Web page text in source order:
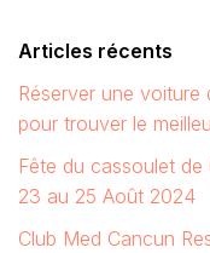
Articles récents
Réserver une
pour trouver le
Fête du cassoulet
23 au 25 Août 2024
Club Med Cancun